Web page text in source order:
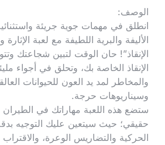
الوصف:
انطلق في مهمات جوية جريئة واستثنائية
الأليفة والبرية اللطيفة مع لعبة
الإنقاذ”! حان الوقت لتبين شجاعتك
الإنقاذ الخاصة بك، وتحلق في أجواء
والمخاطر لمد يد العون للحيوانات
وسيناريوهات حرجة.
ستضع هذه اللعبة مهاراتك في الطيران
حقيقي؛ حيث سيتعين عليك التوجيه
الحركية والتضاريس الوعرة،